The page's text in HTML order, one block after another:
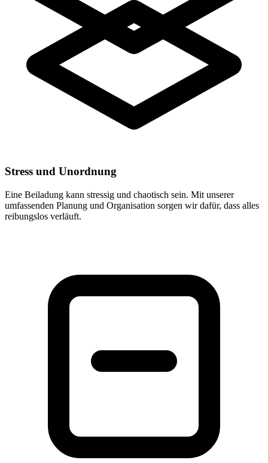
Stress und Unordnung
Eine Beiladung kann stressig und chaotisch sein. Mit unserer
umfassenden Planung und Organisation sorgen wir dafür, dass alles
reibungslos verläuft.